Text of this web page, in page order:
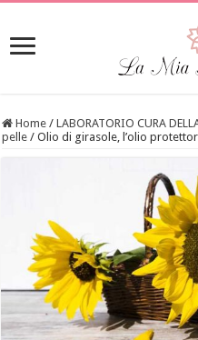
Home / LABORATORIO CURA
pelle / Olio di girasole, l’olio